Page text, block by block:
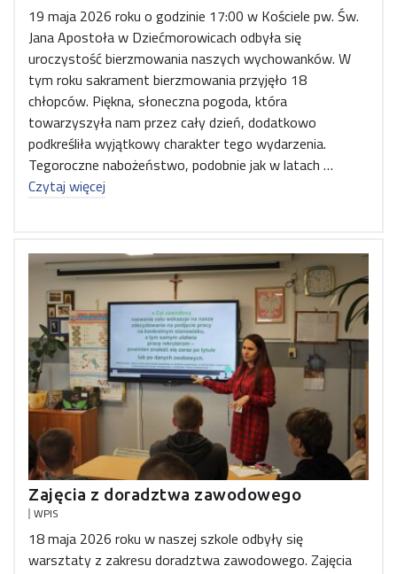
19 maja 2026 roku o godzinie 17:00 w Kościele pw. Św.
Jana Apostoła w Dziećmorowicach odbyła się
uroczystość bierzmowania naszych wychowanków. W
tym roku sakrament bierzmowania przyjęło 18
chłopców. Piękna, słoneczna pogoda, która
towarzyszyła nam przez cały dzień, dodatkowo
podkreśliła wyjątkowy charakter tego wydarzenia.
Tegoroczne nabożeństwo, podobnie jak w latach …
Czytaj więcej
Zajęcia z doradztwa zawodowego
WPIS
18 maja 2026 roku w naszej szkole odbyły się
warsztaty z zakresu doradztwa zawodowego. Zajęcia